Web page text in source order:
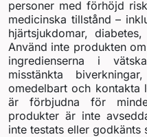
personer med förhöjd
medicinska tillstånd –
hjärtsjukdomar,
Använd inte produkten
ingredienserna i
misstänkta
omedelbart och kontakta
är förbjudna för
produkter är inte
inte testats eller godkänts